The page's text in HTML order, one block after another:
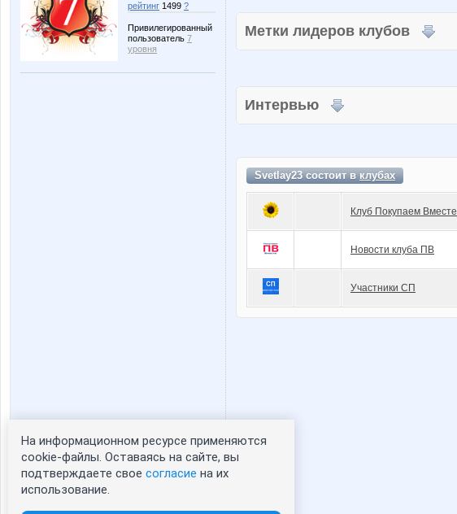
рейтинг 1499 ?
Привилегированный
пользователь 7
уровня
Статистика портрета:
сейчас просматривают портрет - 0
зарегистрированные пользователи
Метки лидеров клубов
Интервью
Svetlay23 состоит вклубах
Клуб Покупаем Вместе
Новости клуба ПВ
Участники СП
На информационном ресурсе применяются
cookie-файлы. Оставаясь на сайте, вы
подтверждаете свое согласие на их
использование.